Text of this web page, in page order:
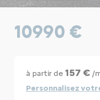
10990 €
à partir de 157 €/
Personnalisez